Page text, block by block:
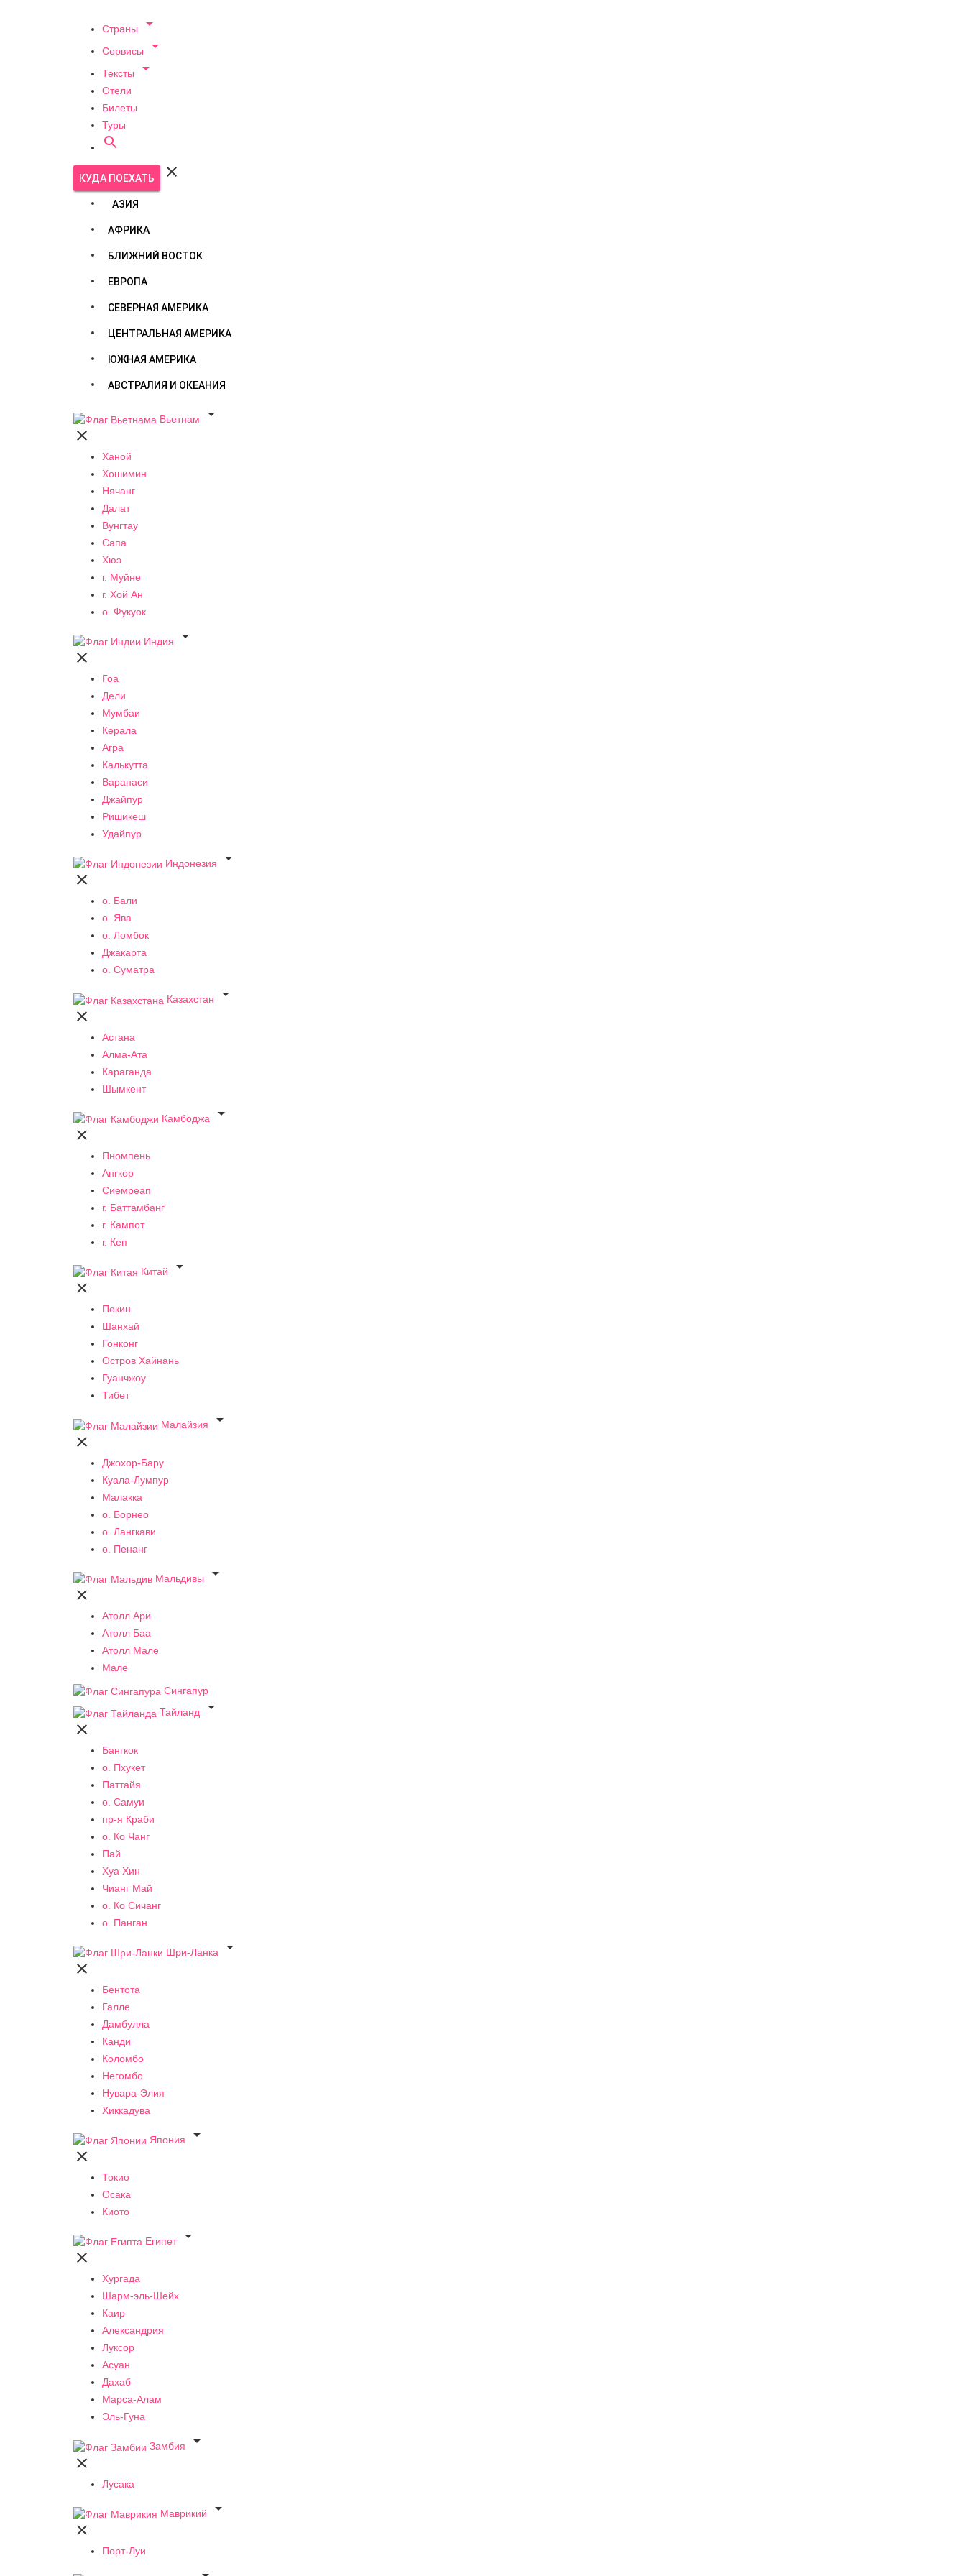
Страны 
Сервисы 
Тексты 
Отели
Билеты
Туры

КУДА ПОЕХАТЬ 
АЗИЯ
АФРИКА
БЛИЖНИЙ ВОСТОК
ЕВРОПА
СЕВЕРНАЯ АМЕРИКА
ЦЕНТРАЛЬНАЯ АМЕРИКА
ЮЖНАЯ АМЕРИКА
АВСТРАЛИЯ И ОКЕАНИЯ
Вьетнам


Ханой
Хошимин
Нячанг
Далат
Вунгтау
Сапа
Хюэ
г. Муйне
г. Хой Ан
о. Фукуок
Индия


Гоа
Дели
Мумбаи
Керала
Агра
Калькутта
Варанаси
Джайпур
Ришикеш
Удайпур
Индонезия


о. Бали
о. Ява
о. Ломбок
Джакарта
о. Суматра
Казахстан


Астана
Алма-Ата
Караганда
Шымкент
Камбоджа


Пномпень
Ангкор
Сиемреап
г. Баттамбанг
г. Кампот
г. Кеп
Китай


Пекин
Шанхай
Гонконг
Остров Хайнань
Гуанчжоу
Тибет
Малайзия


Джохор-Бару
Куала-Лумпур
Малакка
о. Борнео
о. Лангкави
о. Пенанг
Мальдивы


Атолл Ари
Атолл Баа
Атолл Мале
Мале
Сингапур
Тайланд


Бангкок
о. Пхукет
Паттайя
о. Самуи
пр-я Краби
о. Ко Чанг
Пай
Хуа Хин
Чианг Май
о. Ко Сичанг
о. Панган
Шри-Ланка


Бентота
Галле
Дамбулла
Канди
Коломбо
Негомбо
Нувара-Элия
Хиккадува
Япония


Токио
Осака
Киото
Египет


Хургада
Шарм-эль-Шейх
Каир
Александрия
Луксор
Асуан
Дахаб
Марса-Алам
Эль-Гуна
Замбия


Лусака
Маврикий


Порт-Луи